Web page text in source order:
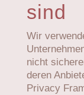
sind
Wir
nicht
deren
Privacy